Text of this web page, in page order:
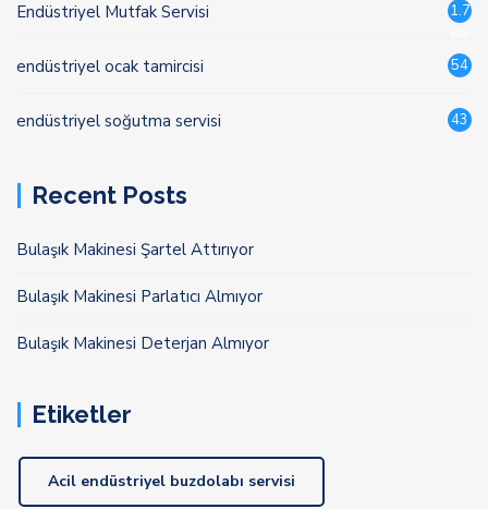
Endüstriyel Mutfak Servisi
1.7
endüstriyel ocak tamircisi 54
endüstriyel soğutma servisi 43
Recent Posts
Bulaşık Makinesi Şartel Attırıyor
Bulaşık Makinesi Parlatıcı Almıyor
Bulaşık Makinesi Deterjan Almıyor
Etiketler
Acil endüstriyel buzdolabı servisi